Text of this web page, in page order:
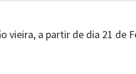
vieira, a partir de dia 21 de